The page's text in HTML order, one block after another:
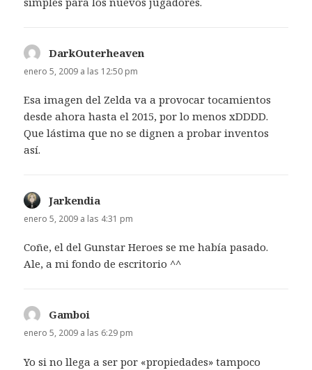
DarkOuterheaven
enero 5, 2009 a las 12:50 pm
Esa imagen del Zelda va a provocar tocamientos
desde ahora hasta el 2015, por lo menos xDDDD.
Que lástima que no se dignen a probar inventos
así.
Jarkendia
enero 5, 2009 a las 4:31 pm
Coñe, el del Gunstar Heroes se me había pasado.
Ale, a mi fondo de escritorio ^^
Gamboi
enero 5, 2009 a las 6:29 pm
Yo si no llega a ser por «propiedades» tampoco